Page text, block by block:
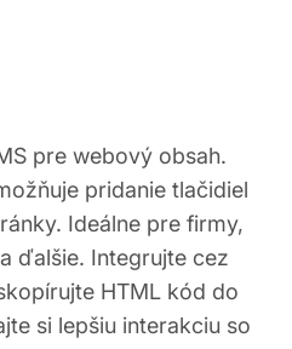
pre webový obsah.
pridanie tlačidiel
Ideálne pre firmy,
ďalšie. Integrujte cez
HTML kód do
si lepšiu interakciu so